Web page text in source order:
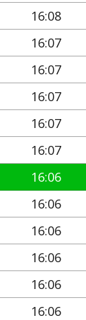
16:08
16:07
16:07
16:07
16:07
16:07
16:06
16:06
16:06
16:06
16:06
16:06